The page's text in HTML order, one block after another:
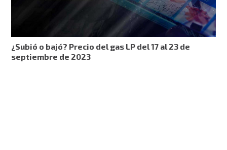
¿Subió o bajó? Precio del gas LP del 17 al 23 de
septiembre de 2023